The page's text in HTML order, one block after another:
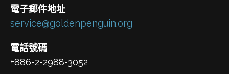
電子郵件地址
service@goldenpenguin.org
電話號碼
+886-2-2988-3052